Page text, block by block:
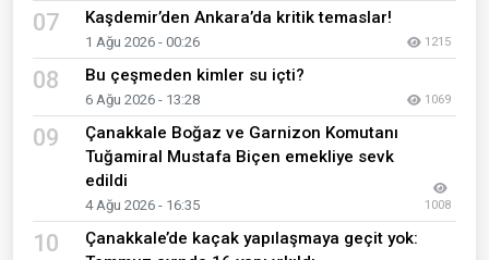
07 Kaşdemir’den Ankara’da kritik temaslar!
1 Ağu 2026 - 00:26 1215
08 Bu çeşmeden kimler su içti?
6 Ağu 2026 - 13:28 1069
09
Çanakkale Boğaz ve Garnizon Komutanı
Tuğamiral Mustafa Biçen emekliye sevk
edildi
4 Ağu 2026 - 16:35 1008
10
Çanakkale’de kaçak yapılaşmaya geçit yok: